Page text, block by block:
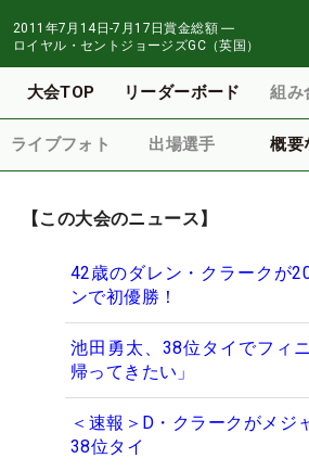
2011年7月14日-7月17日賞金総額 ―
ロイヤル・セントジョージズGC（英国）
大会TOP リーダーボード 組み
ライブフォト 出場選手 概要
【この大会のニュース】
42歳のダレン・クラークが
ンで初優勝！
池田勇太、38位タイでフィ
帰ってきたい」
＜速報＞D・クラークがメジ
38位タイ